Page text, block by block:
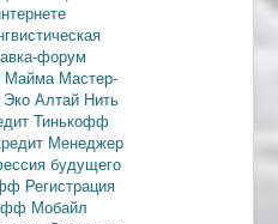
форум
Майма Мастер-
Эко Алтай Нить
Тинькофф
Менеджер
будущего
Регистрация
Мобайл